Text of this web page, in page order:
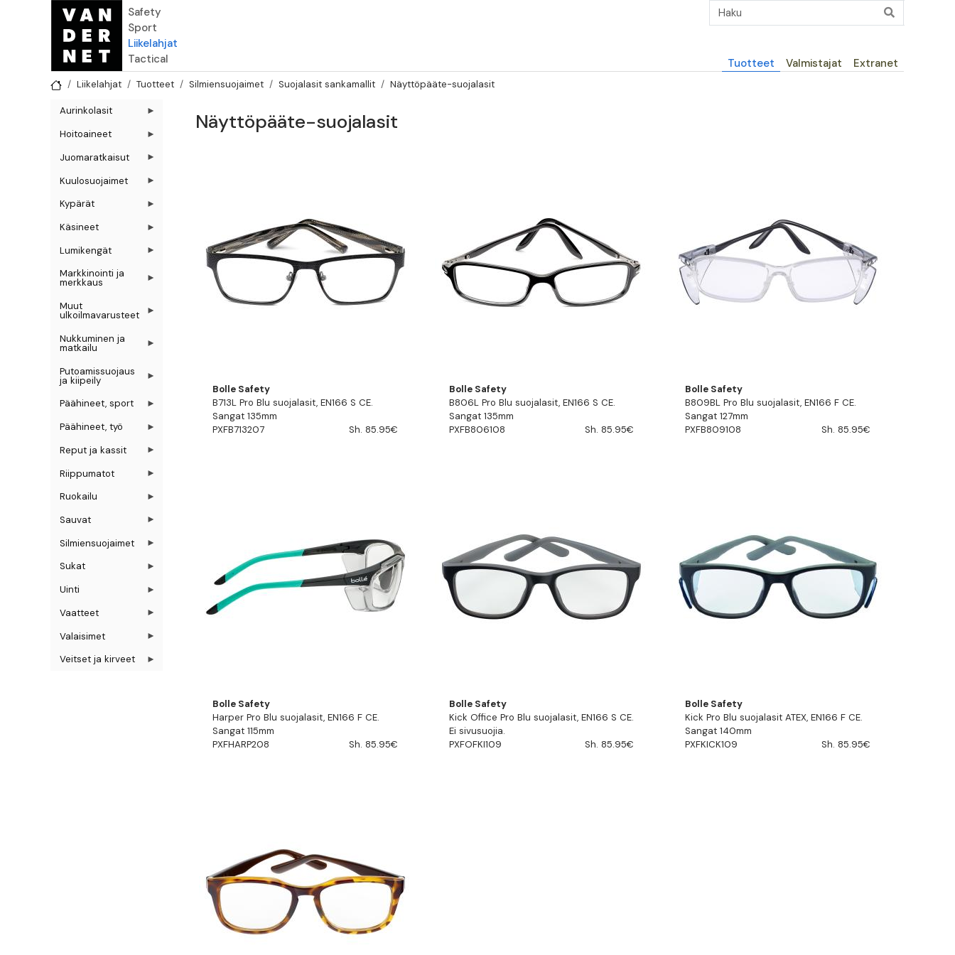
Hyppää pääsisältöön
Safety
Sport
Liikelahjat
Tactical
Päävalikko
Tuotteet Valmistajat Extranet
Liikelahjat Tuotteet Silmiensuojaimet Suojalasit sankamallit Näyttöpääte-suojalasit
Näyttöpääte-suojalasit
Bolle Safety
B713L Pro Blu suojalasit, EN166 S CE.
Sangat 135mm
PXFB713207
Sh. 85.95€
Bolle Safety
B806L Pro Blu suojalasit, EN166 S CE.
Sangat 135mm
PXFB806108
Sh. 85.95€
Bolle Safety
B809BL Pro Blu suojalasit, EN166 F CE.
Sangat 127mm
PXFB809108
Sh. 85.95€
Bolle Safety
Harper Pro Blu suojalasit, EN166 F CE.
Sangat 115mm
PXFHARP208
Sh. 85.95€
Bolle Safety
Kick Office Pro Blu suojalasit, EN166 S CE.
Ei sivusuojia.
PXFOFKI109
Sh. 85.95€
Bolle Safety
Kick Pro Blu suojalasit ATEX, EN166 F CE.
Sangat 140mm
PXFKICK109
Sh. 85.95€
Aurinkolasit
Hoitoaineet
Juomaratkaisut
Kuulosuojaimet
Kypärät
Käsineet
Lumikengät
Markkinointi ja
merkkaus
Muut
ulkoilmavarusteet
Nukkuminen ja
matkailu
Putoamissuojaus
ja kiipeily
Päähineet, sport
Päähineet, työ
Reput ja kassit
Riippumatot
Ruokailu
Sauvat
Silmiensuojaimet
Sukat
Uinti
Vaatteet
Valaisimet
Veitset ja kirveet